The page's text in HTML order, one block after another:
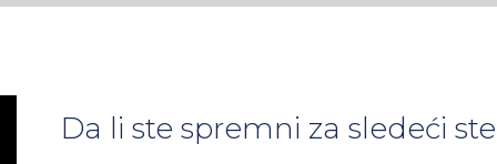
Da li ste spremni za sledeći